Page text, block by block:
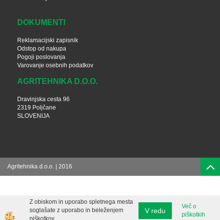
DOKUMENTI
Reklamacijski zapisnik
Odstop od nakupa
Pogoji poslovanja
Varovanje osebnih podatkov
AGRITEHNIKA D.O.O.
Dravinjska cesta 96
2319 Poljčane
SLOVENIJA
Agritehnika d.o.o. | 2016
Z obiskom in uporabo spletnega mesta
soglašate z uporabo in beleženjem
piškotkov.
V redu
Več o
piškotkih